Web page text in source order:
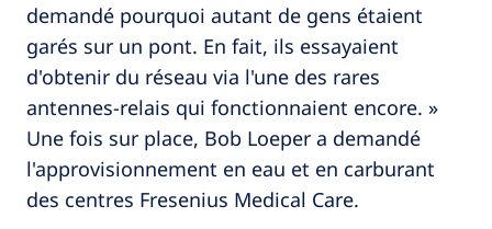
demandé pourquoi autant de gens étaient
garés sur un pont. En fait, ils essayaient
d'obtenir du réseau via l'une des rares
antennes-relais qui fonctionnaient encore. »
Une fois sur place, Bob Loeper a demandé
l'approvisionnement en eau et en carburant
des centres Fresenius Medical Care.